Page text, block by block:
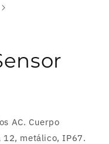
AC. Cuerpo
metálico, IP67.